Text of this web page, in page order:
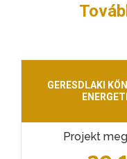
GERESDLAKI
Projekt